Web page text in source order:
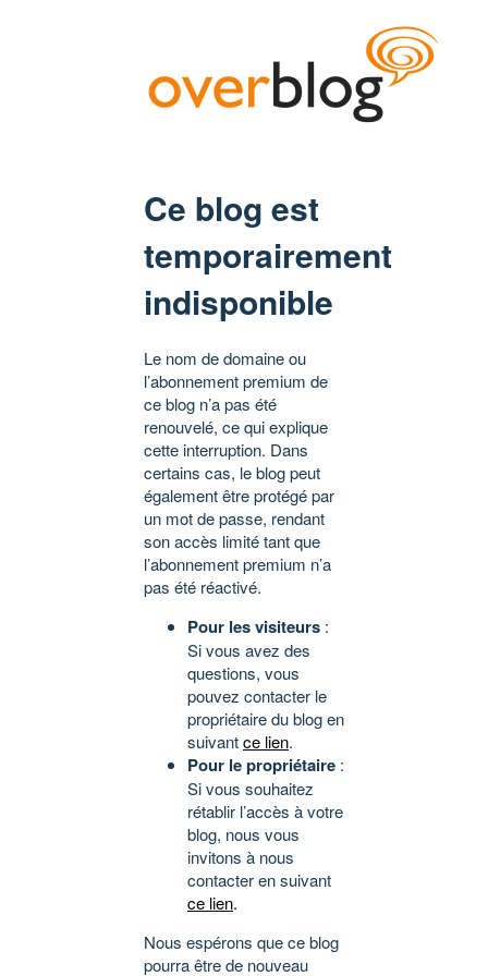
Ce blog est
temporairement
indisponible
Le nom de domaine ou
l’abonnement premium de
ce blog n’a pas été
renouvelé, ce qui explique
cette interruption. Dans
certains cas, le blog peut
également être protégé par
un mot de passe, rendant
son accès limité tant que
l’abonnement premium n’a
pas été réactivé.
Pour les visiteurs :
Si vous avez des
questions, vous
pouvez contacter le
propriétaire du blog en
suivantce lien.
Pour le propriétaire :
Si vous souhaitez
rétablir l’accès à votre
blog, nous vous
invitons à nous
contacter en suivant
ce lien.
Nous espérons que ce blog
pourra être de nouveau